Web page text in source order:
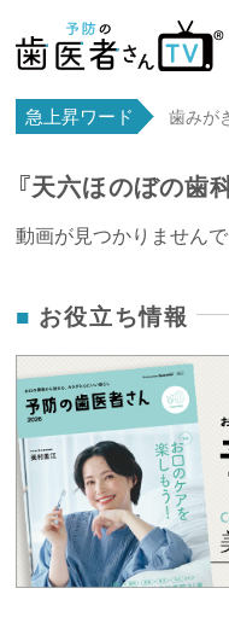
急上昇ワード 歯みが
『天六ほのぼの歯
動画が見つかりませんで
お役立ち情報